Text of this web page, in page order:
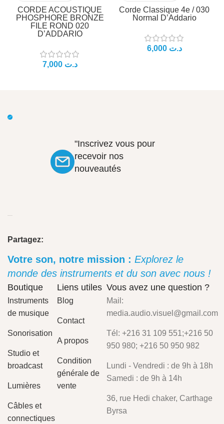
CORDE ACOUSTIQUE
PHOSPHORE BRONZE
FILE ROND 020
D’ADDARIO
د.ت
Corde Classique 4e / 030
Normal D’Addario
د.ت
"Inscrivez vous pour
recevoir nos
nouveautés
Partagez:
Votre son, notre mission : Explorez le
monde des instruments et du son avec nous !
Boutique
Instruments
de musique
Sonorisation
Studio et
broadcast
Lumières
Câbles et
connectiques
Liens utiles
Blog
Contact
A propos
Condition
générale de
vente
Vous avez une question ?
Mail:
media.audio.visuel@gmail.com
Tél: +216 31 109 551;+216 50
950 980; +216 50 950 982
Lundi - Vendredi : de 9h à 18h
Samedi : de 9h à 14h
36, rue Hedi chaker, Carthage
Byrsa